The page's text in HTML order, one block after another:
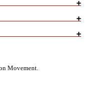
Movement.